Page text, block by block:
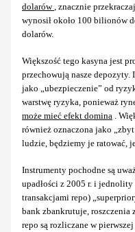
dolarów , znacznie
wynosił około 100 bilionów
dolarów.
Większość tego kasyna jest
przechowują nasze depozyty.
jako „ubezpieczenie” od
warstwę ryzyka, ponieważ
może mieć efekt domina .
również oznaczona jako „zbyt
ludzie, będziemy je ratować,
Instrumenty pochodne są
upadłości z 2005 r. i
transakcjami repo)
bank zbankrutuje, roszczenia
repo są rozliczane w